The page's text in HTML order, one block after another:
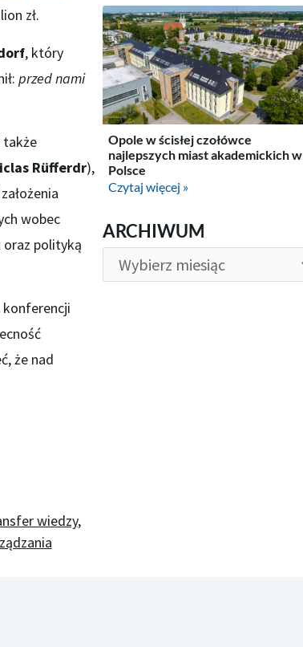
zł.
, który
przed nami
także
Rüfferdr),
wobec
oraz polityką
konferencji
że nad
wiedzy,
Opole w ścisłej czołówce
najlepszych miast akademickich w
Polsce
Czytaj więcej »
ARCHIWUM
ARCHIWUM